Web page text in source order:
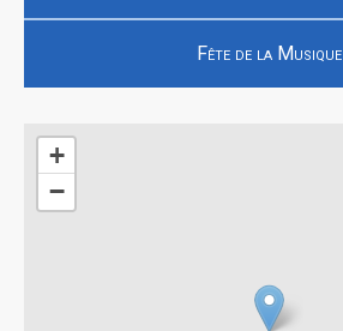
Fête de la Musique
+
−